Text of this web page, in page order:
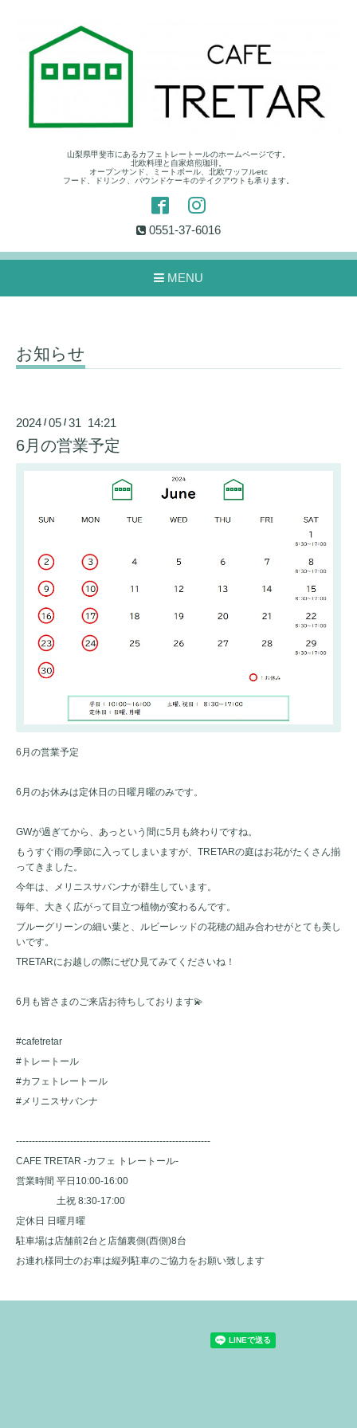
山梨県甲斐市にあるカフェトレートールのホームページです。
北欧料理と自家焙煎珈琲。
オープンサンド、ミートボール、北欧ワッフルetc
フード、ドリンク、パウンドケーキのテイクアウトも承ります。
0551-37-6016
MENU
お知らせ
2024 /05 /31 14:21
6月の営業予定
6月の営業予定
6月のお休みは定休日の日曜月曜のみです。
GWが過ぎてから、あっという間に5月も終わりですね。
もうすぐ雨の季節に入ってしまいますが、TRETARの庭はお花がたくさん揃
ってきました。
今年は、メリニスサバンナが群生しています。
毎年、大きく広がって目立つ植物が変わるんです。
ブルーグリーンの細い葉と、ルビーレッドの花穂の組み合わせがとても美し
いです。
TRETARにお越しの際にぜひ見てみてくださいね！
6月も皆さまのご来店お待ちしております💫
#cafetretar
#トレートール
#カフェトレートール
#メリニスサバンナ
-------------------------------------------------------------
CAFE TRETAR -カフェ トレートール-
営業時間 平日10:00-16:00
土祝 8:30-17:00
定休日 日曜月曜
駐車場は店舗前2台と店舗裏側(西側)8台
お連れ様同士のお車は縦列駐車のご協力をお願い致します